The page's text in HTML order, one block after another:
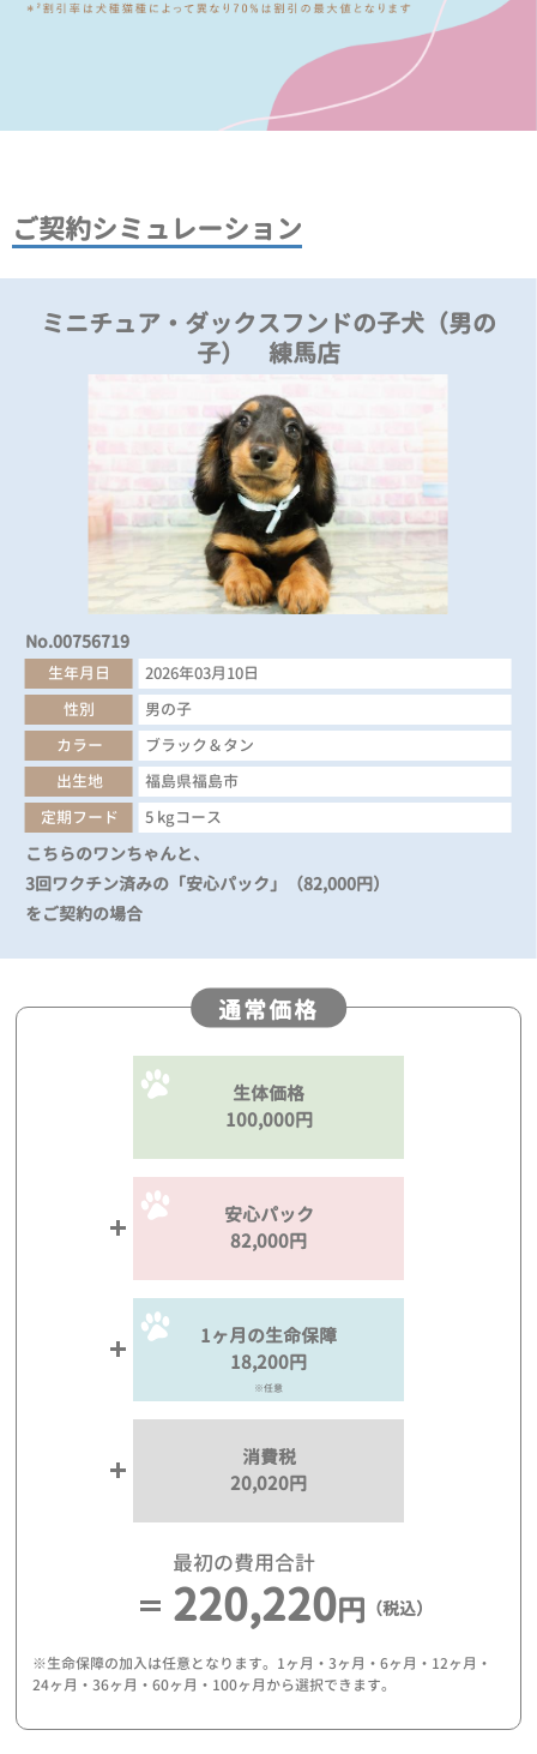
ご契約シミュレーション
ミニチュア・ダックスフンドの子犬（男の
子） 練馬店
No.00756719
生年月日
2026年03月10日
性別
男の子
カラー
ブラック＆タン
出生地
福島県福島市
定期フード
5 kgコース
こちらのワンちゃんと、
3回ワクチン済みの「安心パック」（82,000円）
をご契約の場合
通常価格
生体価格
100,000円
安心パック
82,000円
1ヶ月の生命保障
18,200円
※任意
消費税
20,020円
最初の費用合計
220,220円 （税込）
※生命保障の加入は任意となります。1ヶ月・3ヶ月・6ヶ月・12ヶ月・
24ヶ月・36ヶ月・60ヶ月・100ヶ月から選択できます。